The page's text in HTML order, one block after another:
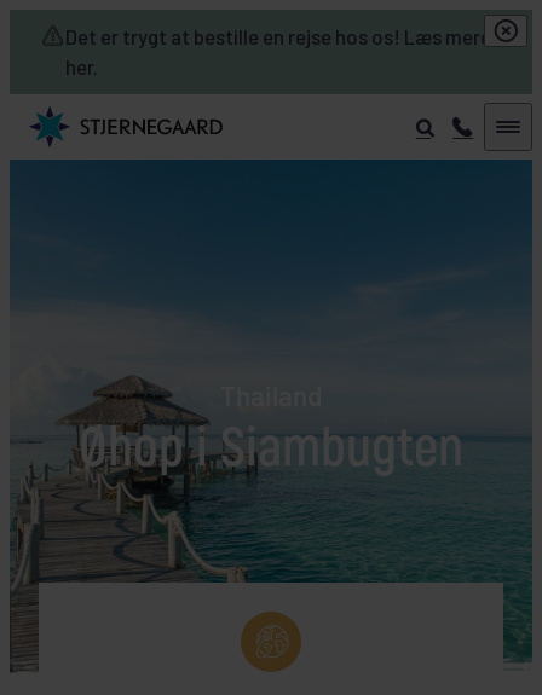
Det er trygt at bestille en rejse hos os! Læs mere
her.
Skip to main content
Øhop i Siambugten